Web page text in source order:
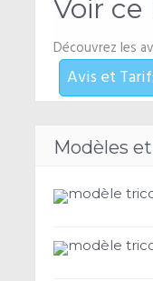
Voir ce
Découvrez les
Avis et
Modèles
modèle
modèle